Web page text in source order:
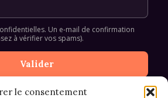
le consentement
Un e-mail de confirmation
à vérifier vos spams).